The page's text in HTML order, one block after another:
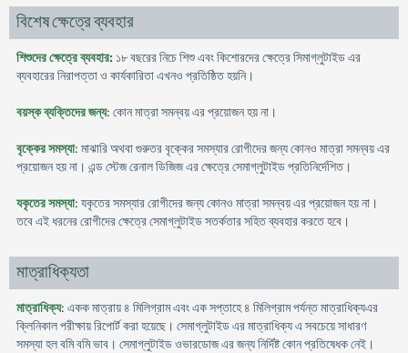
বিশেষ ক্ষেত্রে ব্যবহার
শিশুদের ক্ষেত্রে ব্যবহার: ১৮ বছরের নিচে শিশু এবং কিশোরদের ক্ষেত্রে সিমাগ্লুটাইড এর
ব্যবহারের নিরাপত্তা ও কার্যকারিতা এখনও প্রতিষ্ঠিত হয়নি।
বয়স্ক ব্যক্তিদের জন্য: কোন মাত্রা সমন্বয় এর প্রয়োজন হয় না।
বৃক্কের সমস্যা: মাঝারি অথবা গুরুতর বৃক্কের সমস্যার রোগীদের জন্য কোনও মাত্রা সমন্বয় এর
প্রয়োজন হয় না। এন্ড স্টেজ রেনাল ডিজিজ এর ক্ষেত্রে সেমাগ্লুটাইড প্রতিনির্দেশিত।
যকৃতের সমস্যা: যকৃতের সমস্যার রোগীদের জন্য কোনও মাত্রা সমন্বয় এর প্রয়োজন হয় না।
তবে এই ধরনের রোগীদের ক্ষেত্রে সেমাগ্লুটাইড সতর্কতার সহিত ব্যবহার করতে হবে।
মাত্রাধিক্যতা
মাত্রাধিক্য: একক মাত্রায় ৪ মিলিগ্রাম এবং এক সপ্তাহে ৪ মিলিগ্রাম পর্যন্ত মাত্রাধিক্যএর
ক্লিনিকাল পরীক্ষায় রিপোর্ট করা হয়েছে। সেমাগ্লুটাইড এর মাত্রাধিক্য এ সবচেয়ে সাধারণ
সমস্যা হল বমি বমি ভাব। সেমাগ্লুটাইড ওভারডোজ এর জন্য নির্দিষ্ট কোন প্রতিষেধক নেই।